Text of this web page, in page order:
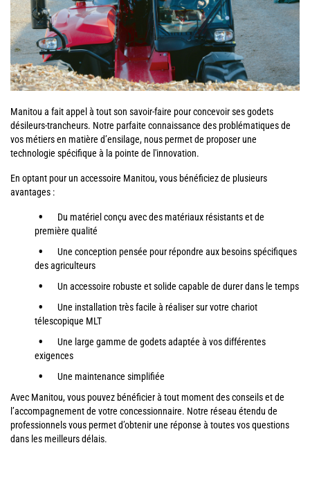
Manitou a fait appel à tout son savoir-faire pour concevoir ses godets
désileurs-trancheurs. Notre parfaite connaissance des problématiques de
vos métiers en matière d’ensilage, nous permet de proposer une
technologie spécifique à la pointe de l'innovation.
En optant pour un accessoire Manitou, vous bénéficiez de plusieurs
avantages :
Du matériel conçu avec des matériaux résistants et de
première qualité
Une conception pensée pour répondre aux besoins spécifiques
des agriculteurs
Un accessoire robuste et solide capable de durer dans le temps
Une installation très facile à réaliser sur votre chariot
télescopique MLT
Une large gamme de godets adaptée à vos différentes
exigences
Une maintenance simplifiée
Avec Manitou, vous pouvez bénéficier à tout moment des conseils et de
l’accompagnement de votre concessionnaire. Notre réseau étendu de
professionnels vous permet d’obtenir une réponse à toutes vos questions
dans les meilleurs délais.